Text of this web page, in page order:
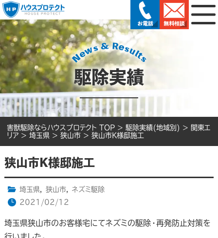
駆除実績
害獣駆除ならハウスプロテクト TOP > 駆除実績(地域別) > 関東エ
リア > 埼玉県 > 狭山市 > 狭山市K様邸施工
狭山市K様邸施工
埼玉県, 狭山市,
ネズミ駆除
2021/02/12
埼玉県狭山市のお客様宅にてネズミの駆除・再発防止対策を
行いました。